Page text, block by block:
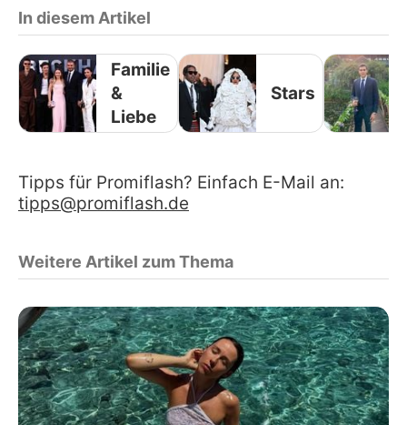
In diesem Artikel
Familie
&
Liebe
Stars
Tipps für Promiflash? Einfach E-Mail an:
tipps@promiflash.de
Weitere Artikel zum Thema